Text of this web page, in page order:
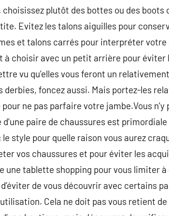
plutôt des bottes ou des boots
Evitez les talons aiguilles pour
et talons carrés pour interpréter
choisir avec un petit arrière pour éviter
vu qu’elles vous feront un
foncez aussi. Mais portez-les
ne pas parfaire votre jambe.Vous
d’une paire de chaussures est
style pour quelle raison vous aurez
vos chaussures et pour éviter les
une tablette shopping pour vous limiter
de vous découvrir avec certains
Cela ne doit pas vous retient de